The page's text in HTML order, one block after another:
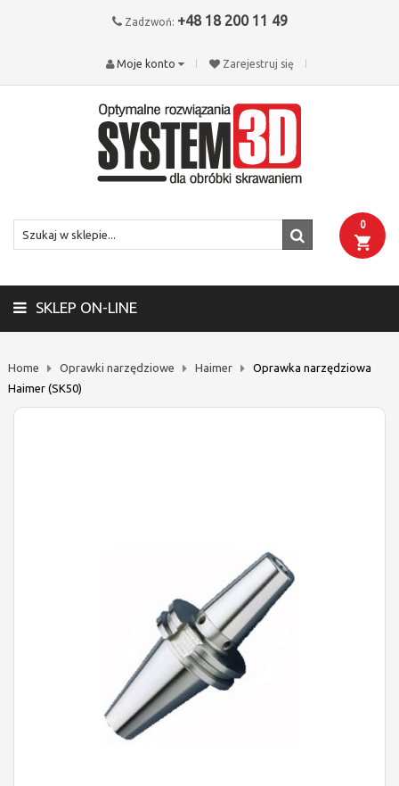
Zadzwoń: +48 18 200 11 49
Zarejestruj się
Moje konto
0
SKLEP ON-LINE
Home Oprawki narzędziowe Haimer
Oprawka narzędziowa
Haimer (SK50)